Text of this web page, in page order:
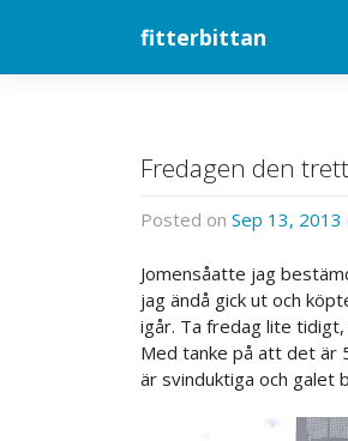
fitterbittan
Fredagen den
Posted on Sep 13, 2013
Jomensåatte jag
jag ändå gick ut och
igår. Ta fredag lite tidigt,
Med tanke på att det är
är svinduktiga och galet